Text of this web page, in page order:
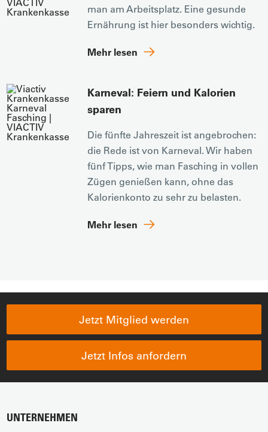
man am Arbeitsplatz. Eine gesunde
Ernährung ist hier besonders wichtig.
Mehr lesen
Karneval: Feiern und Kalorien
sparen
Die fünfte Jahreszeit ist angebrochen:
die Rede ist von Karneval. Wir haben
fünf Tipps, wie man Fasching in vollen
Zügen genießen kann, ohne das
Kalorienkonto zu sehr zu belasten.
Mehr lesen
Jetzt Mitglied werden
Jetzt Infos anfordern
UNTERNEHMEN